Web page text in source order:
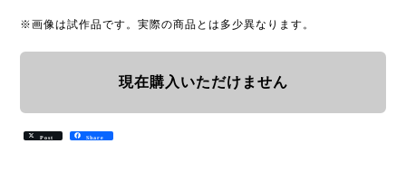
※画像は試作品です。実際の商品とは多少異なります。
現在購入いただけません
Post Share